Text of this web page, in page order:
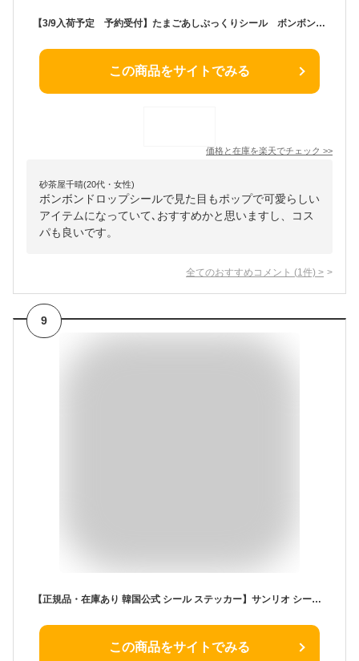
【3/9入荷予定 予約受付】たまごあしぷっくりシール ボンボンドロップシール ぼんぼんシール ぷっくりシール 文具 シール bonbon デコレーション デコシール【Z】
この商品をサイトでみる
価格と在庫を楽天でチェック >>
砂茶屋千晴(20代・女性)
ボンボンドロップシールで見た目もポップで可愛らしい
アイテムになっていて､おすすめかと思いますし、コス
パも良いです。
全てのおすすめコメント (1 件) >
9
【正規品・在庫あり 韓国公式 シール ステッカー】サンリオ シール / ポケモン ボンボンドロップシール 立体シール ボンボンシール ドロップシール キャラクター 3dシール ドロップ ぷっくり キラキラ ぷくぷく 女の子 シール帳 人気 グッズ おはじき TokTok! SANRIO
この商品をサイトでみる